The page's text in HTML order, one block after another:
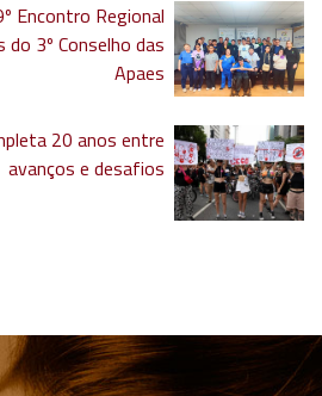
Encontro Regional
3º Conselho das
Apaes
20 anos entre
avanços e desafios